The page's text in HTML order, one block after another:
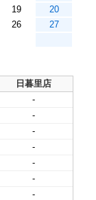
19
20
26
27
日暮里店
-
-
-
-
-
-
-